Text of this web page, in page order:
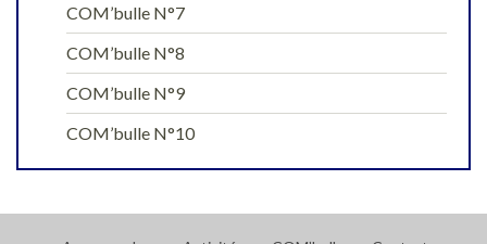
COM’bulle N°7
COM’bulle N°8
COM’bulle N°9
COM’bulle N°10